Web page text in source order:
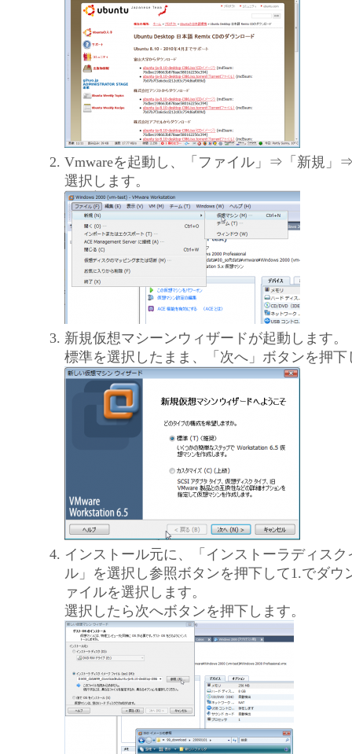
Vmwareを起動し、「ファイル」⇒「新規」
選択します。
新規仮想マシーンウィザードが起動します。
標準を選択したまま、「次へ」ボタンを押下
インストール元に、「インストーラディス
ル」を選択し参照ボタンを押下して1.でダウ
ァイルを選択します。
選択したら次へボタンを押下します。